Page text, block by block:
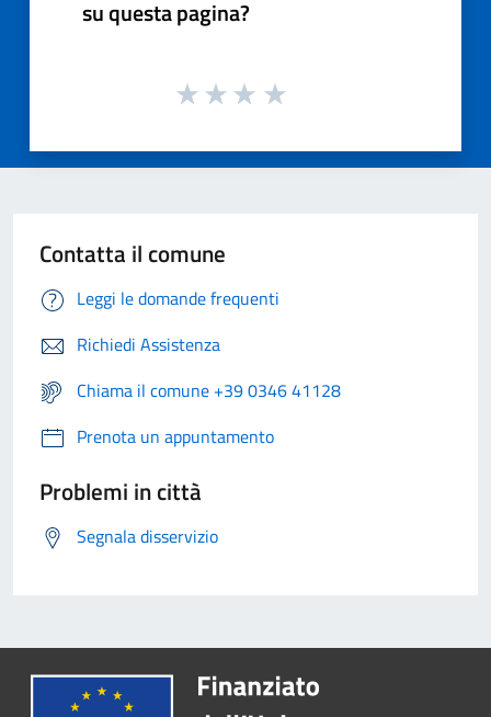
su questa pagina?
Contatta il comune
Leggi le domande frequenti
Richiedi Assistenza
Chiama il comune +39 0346 41128
Prenota un appuntamento
Problemi in città
Segnala disservizio